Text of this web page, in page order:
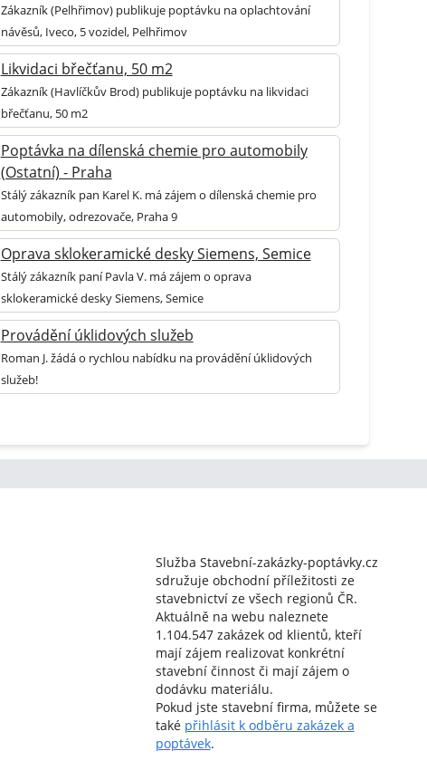
Zákazník (Pelhřimov) publikuje poptávku na oplachtování
návěsů, Iveco, 5 vozidel, Pelhřimov
Likvidaci břečťanu, 50 m2
Zákazník (Havlíčkův Brod) publikuje poptávku na likvidaci
břečťanu, 50 m2
Poptávka na dílenská chemie pro automobily
(Ostatní) - Praha
Stálý zákazník pan Karel K. má zájem o dílenská chemie pro
automobily, odrezovače, Praha 9
Oprava sklokeramické desky Siemens, Semice
Stálý zákazník paní Pavla V. má zájem o oprava
sklokeramické desky Siemens, Semice
Provádění úklidových služeb
Roman J. žádá o rychlou nabídku na provádění úklidových
služeb!
Služba Stavební-zakázky-poptávky.cz
sdružuje obchodní příležitosti ze
stavebnictví ze všech regionů ČR.
Aktuálně na webu naleznete
1.104.547 zakázek od klientů, kteří
mají zájem realizovat konkrétní
stavební činnost či mají zájem o
dodávku materiálu.
Pokud jste stavební firma, můžete se
také přihlásit k odběru zakázek a
poptávek.